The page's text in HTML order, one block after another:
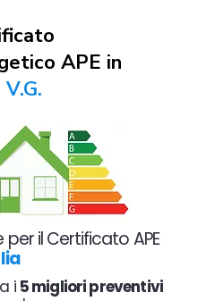
APE in
per il Certificato APE
i 5 migliori preventivi